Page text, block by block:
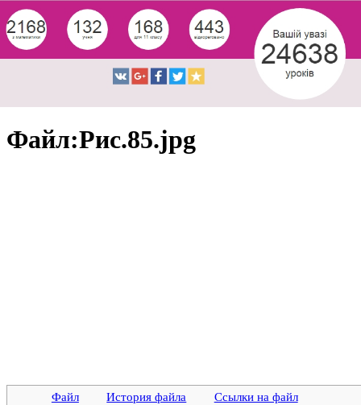
Файл:Рис.85.jpg
Файл История файла Ссылки на файл